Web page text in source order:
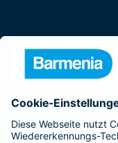
Barmenia